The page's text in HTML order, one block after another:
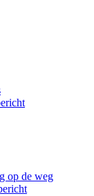
op de weg